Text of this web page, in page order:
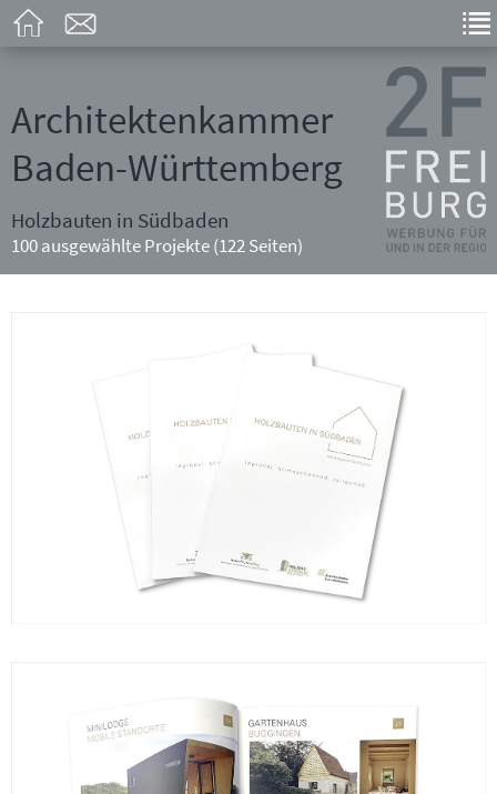
Architektenkammer
Baden-Württemberg
Holzbauten in Südbaden
100 ausgewählte Projekte (122 Seiten)